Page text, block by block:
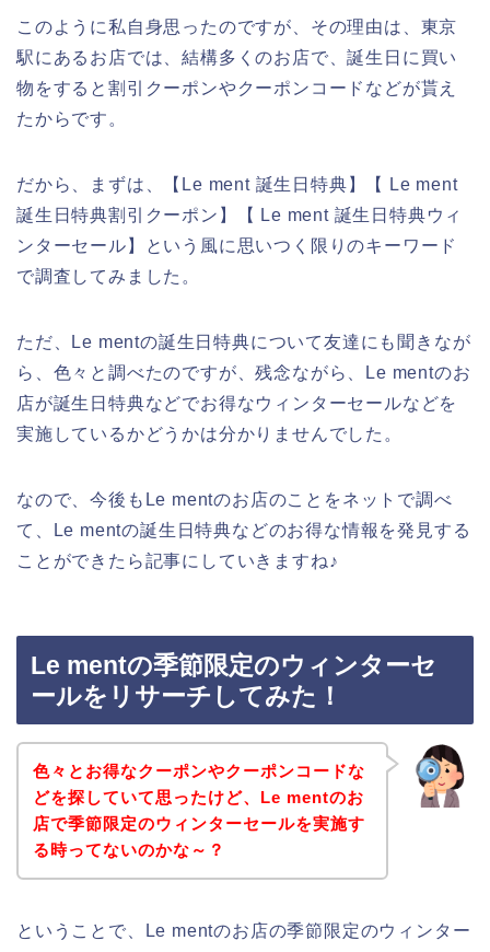
このように私自身思ったのですが、その理由は、東京
駅にあるお店では、結構多くのお店で、誕生日に買い
物をすると割引クーポンやクーポンコードなどが貰え
たからです。
だから、まずは、【Le ment 誕生日特典】【 Le ment
誕生日特典割引クーポン】【 Le ment 誕生日特典ウィ
ンターセール】という風に思いつく限りのキーワード
で調査してみました。
ただ、Le mentの誕生日特典について友達にも聞きなが
ら、色々と調べたのですが、残念ながら、Le mentのお
店が誕生日特典などでお得なウィンターセールなどを
実施しているかどうかは分かりませんでした。
なので、今後もLe mentのお店のことをネットで調べ
て、Le mentの誕生日特典などのお得な情報を発見する
ことができたら記事にしていきますね♪
Le mentの季節限定のウィンターセ
ールをリサーチしてみた！
色々とお得なクーポンやクーポンコードな
どを探していて思ったけど、Le mentのお
店で季節限定のウィンターセールを実施す
る時ってないのかな～？
ということで、Le mentのお店の季節限定のウィンター